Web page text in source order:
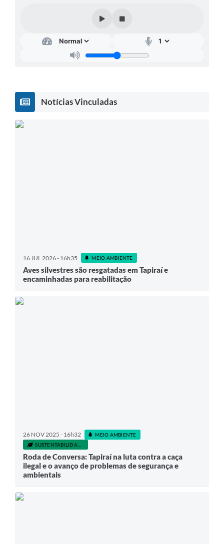
Notícias Vinculadas
16 JUL 2026 - 16h35 MEIO AMBIENTE
Aves silvestres são resgatadas em Tapiraí e
encaminhadas para reabilitação
26 NOV 2025 - 16h32
MEIO AMBIENTE
SUSTENTABILIDADE
Roda de Conversa: Tapiraí na luta contra a caça
ilegal e o avanço de problemas de segurança e
ambientais